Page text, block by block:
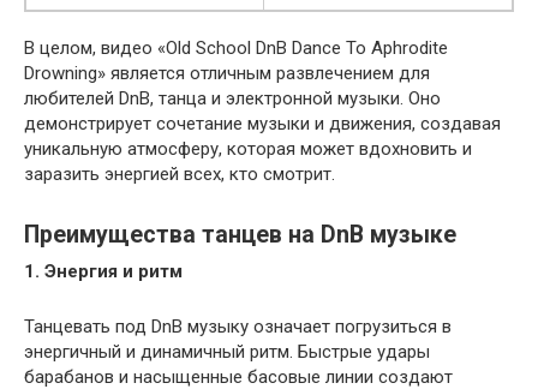
В целом, видео «Old School DnB Dance To Aphrodite
Drowning» является отличным развлечением для
любителей DnB, танца и электронной музыки. Оно
демонстрирует сочетание музыки и движения, создавая
уникальную атмосферу, которая может вдохновить и
заразить энергией всех, кто смотрит.
Преимущества танцев на DnB музыке
1. Энергия и ритм
Танцевать под DnB музыку означает погрузиться в
энергичный и динамичный ритм. Быстрые удары
барабанов и насыщенные басовые линии создают